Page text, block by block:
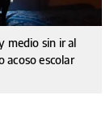
medio sin ir al
acoso escolar